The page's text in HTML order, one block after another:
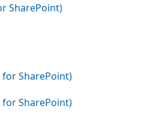
SharePoint)
for SharePoint)
for SharePoint)